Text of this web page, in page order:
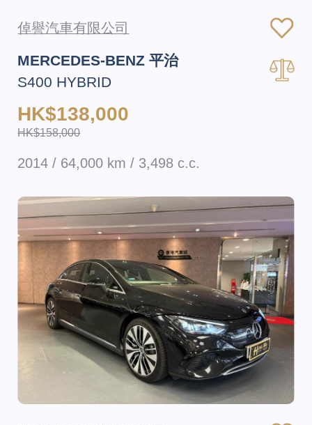
倬譽汽車有限公司
MERCEDES-BENZ 平治
S400 HYBRID
HK$138,000
HK$158,000
2014 / 64,000 km / 3,498 c.c.